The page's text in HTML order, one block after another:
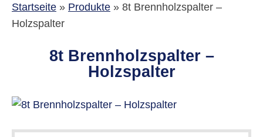
Startseite» Produkte» 8t Brennholzspalter –
Holzspalter
8t Brennholzspalter –
Holzspalter